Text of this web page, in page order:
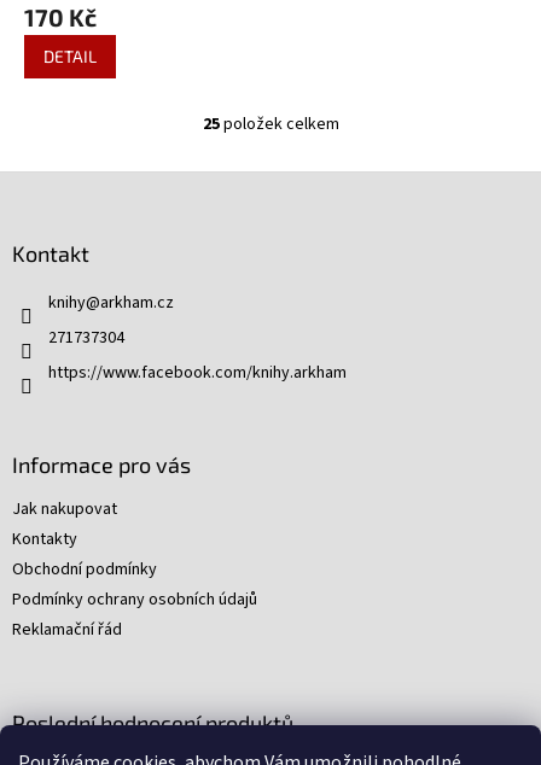
170 Kč
DETAIL
O
l
v
k
25položek celkem
Kontakt
knihy@arkham.cz
271737304
https://www.facebook.com/knihy.arkham
Informace pro vás
Jak nakupovat
Kontakty
Obchodní podmínky
Podmínky ochrany osobních údajů
Reklamační řád
Poslední hodnocení produktů